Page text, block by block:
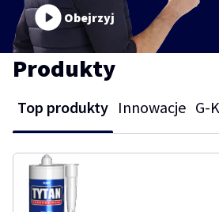
Obejrzyj
Produkty
Top produkty Innowacje G-